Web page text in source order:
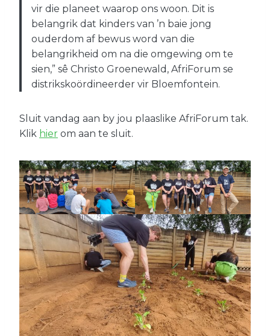
vir die planeet waarop ons woon. Dit is
belangrik dat kinders van ’n baie jong
ouderdom af bewus word van die
belangrikheid om na die omgewing om te
sien,” sê Christo Groenewald, AfriForum se
distrikskoördineerder vir Bloemfontein.
Sluit vandag aan by jou plaaslike AfriForum tak.
Klik hier om aan te sluit.